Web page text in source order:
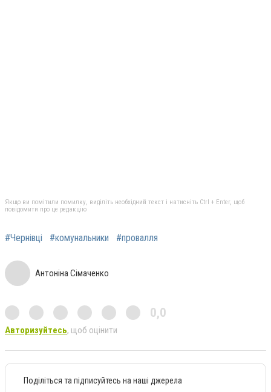
Якщо ви помітили помилку, виділіть необхідний текст і натисніть Ctrl + Enter, щоб
повідомити про це редакцію
#Чернівці #комунальники #провалля
Антоніна Сімаченко
0,0
Авторизуйтесь, щоб оцінити
Поділіться та підписуйтесь на наші джерела